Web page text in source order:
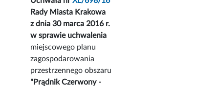
Rady Miasta Krakowa
z dnia 30 marca 2016 r.
w sprawie uchwalenia
miejscowego planu
zagospodarowania
przestrzennego obszaru
"Prądnik Czerwony -